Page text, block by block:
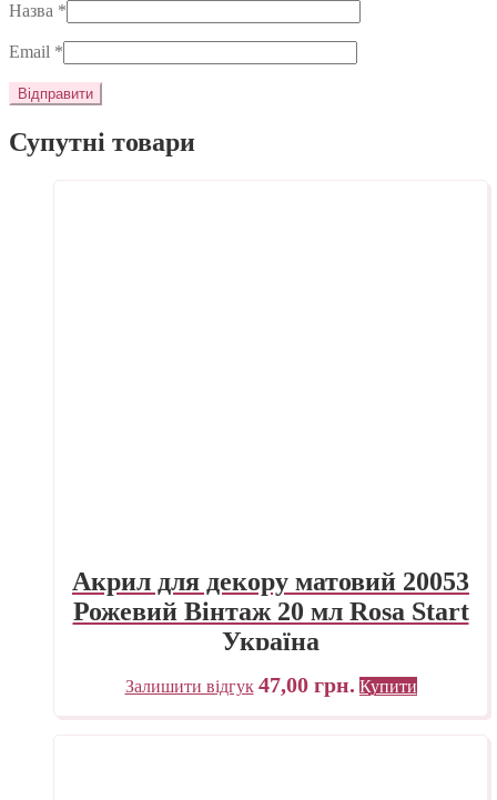
Назва *
Email *
Супутні товари
Акрил для декору матовий 20053
Рожевий Вінтаж 20 мл Rosa Start
Україна
Залишити відгук 47,00 грн. Купити